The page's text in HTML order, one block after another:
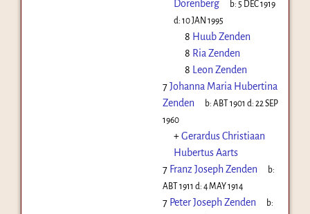
Dörenberg
b: 5 DEC 1919
d: 10 JAN 1995
8 Huub Zenden
8 Ria Zenden
8 Leon Zenden
7Johanna Maria Hubertina
Zenden
b:ABT 1901 d:22 SEP
1960
+Gerardus Christiaan
Hubertus Aarts
7 Franz Joseph Zenden
b:
ABT 1911 d: 4 MAY 1914
7 Peter Joseph Zenden
b: